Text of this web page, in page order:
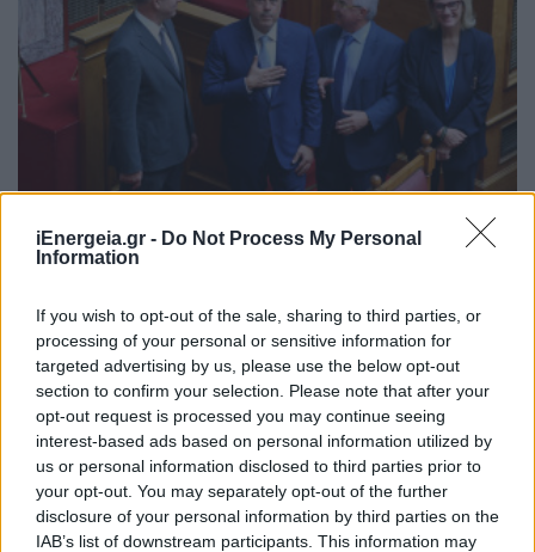
iEnergeia.gr - Do Not Process My Personal
Information
If you wish to opt-out of the sale, sharing to third parties, or
processing of your personal or sensitive information for
targeted advertising by us, please use the below opt-out
section to confirm your selection. Please note that after your
opt-out request is processed you may continue seeing
interest-based ads based on personal information utilized by
us or personal information disclosed to third parties prior to
your opt-out. You may separately opt-out of the further
disclosure of your personal information by third parties on the
IAB’s list of downstream participants. This information may
ΠΟΛΙΤΙΚΗ
αρμοδιοτήτων ΕΥΔΑΠ και ΕΥΑΘ
31/07/2026 - 13:39